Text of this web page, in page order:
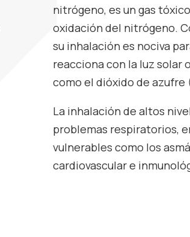
nitrógeno, es un gas
oxidación del nitrógeno.
su inhalación es nociva
reacciona con la luz solar
como el dióxido de azufre
La inhalación de altos
problemas respiratorios,
vulnerables como los
cardiovascular e